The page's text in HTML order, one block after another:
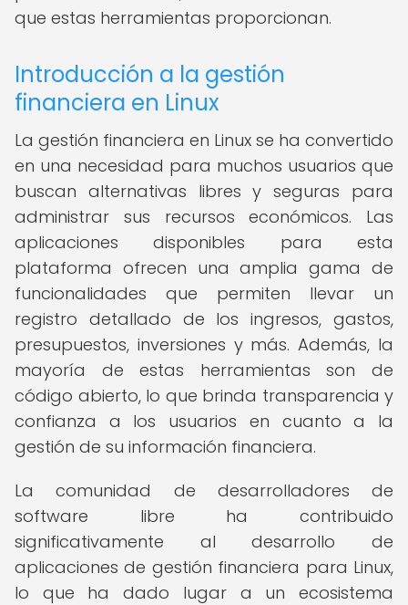
que estas herramientas proporcionan.
Introducción a la gestión
financiera en Linux
La gestión financiera en Linux se ha convertido
en una necesidad para muchos usuarios que
buscan alternativas libres y seguras para
administrar sus recursos económicos. Las
aplicaciones disponibles para esta
plataforma ofrecen una amplia gama de
funcionalidades que permiten llevar un
registro detallado de los ingresos, gastos,
presupuestos, inversiones y más. Además, la
mayoría de estas herramientas son de
código abierto, lo que brinda transparencia y
confianza a los usuarios en cuanto a la
gestión de su información financiera.
La comunidad de desarrolladores de
software libre ha contribuido
significativamente al desarrollo de
aplicaciones de gestión financiera para Linux,
lo que ha dado lugar a un ecosistema